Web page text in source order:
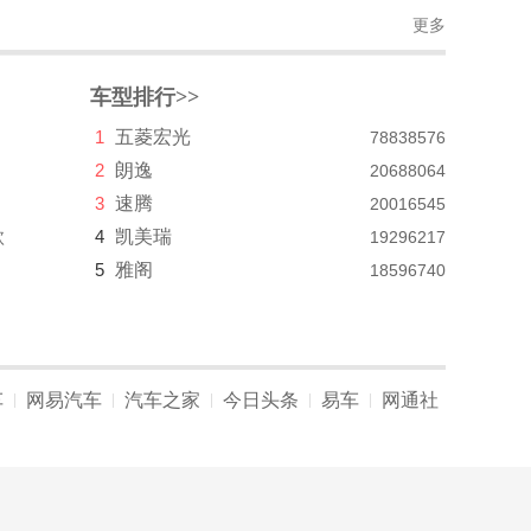
更多
车型排行>>
1 五菱宏光 78838576
2 朗逸 20688064
3 速腾 20016545
4 凯美瑞 19296217
5 雅阁 18596740
网易汽车 汽车之家 今日头条 易车 网通社